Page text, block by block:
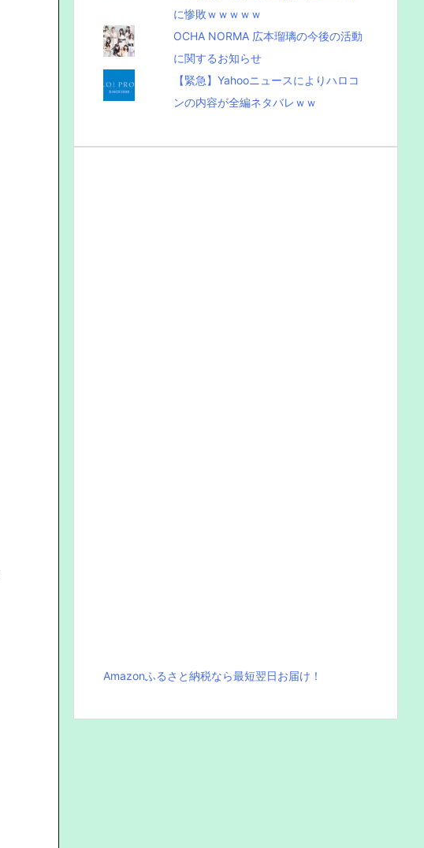
に惨敗ｗｗｗｗｗ
OCHA NORMA 広本瑠璃の今後の活動
に関するお知らせ
【緊急】Yahooニュースによりハロコ
ンの内容が全編ネタバレｗｗ
Amazonふるさと納税なら最短翌日お届け！